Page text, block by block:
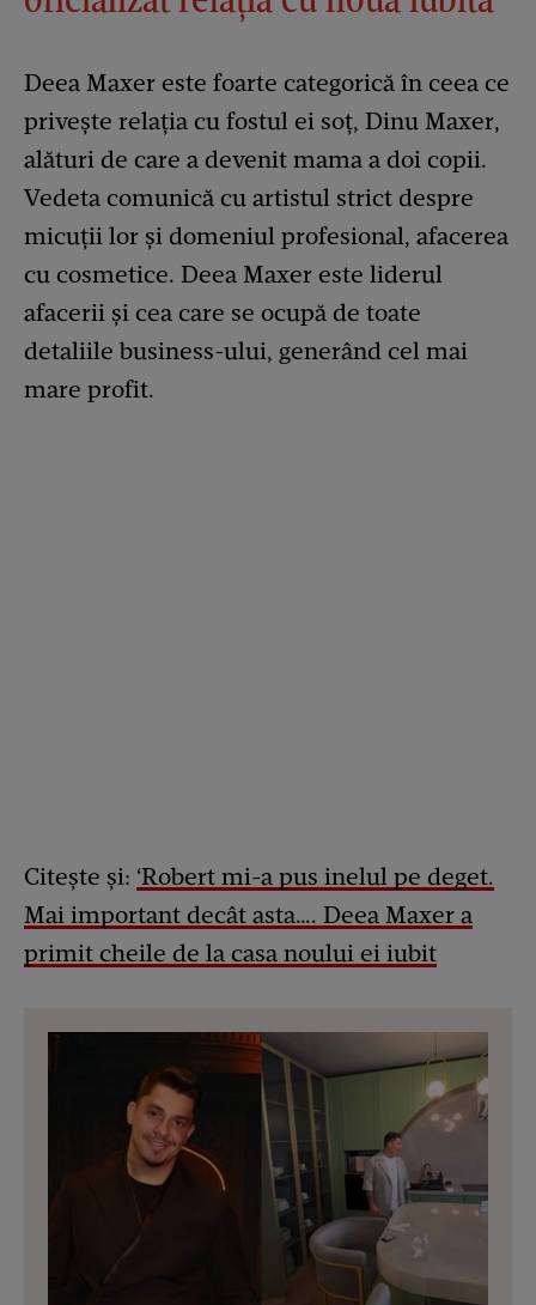
Deea Maxer este foarte categorică în ceea ce
privește relația cu fostul ei soț, Dinu Maxer,
alături de care a devenit mama a doi copii.
Vedeta comunică cu artistul strict despre
micuții lor și domeniul profesional, afacerea
cu cosmetice. Deea Maxer este liderul
afacerii și cea care se ocupă de toate
detaliile business-ului, generând cel mai
mare profit.
Citește și: ‘Robert mi-a pus inelul pe deget.
Mai important decât asta…. Deea Maxer a
primit cheile de la casa noului ei iubit